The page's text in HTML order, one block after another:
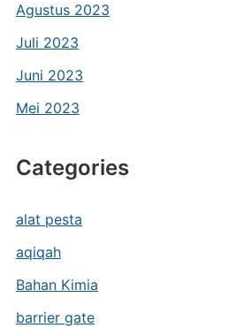
Agustus 2023
Juli 2023
Juni 2023
Mei 2023
Categories
alat pesta
aqiqah
Bahan Kimia
barrier gate